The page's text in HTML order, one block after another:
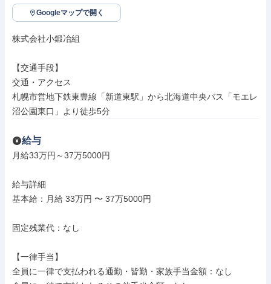
Googleマップで開く
株式会社小鍛冶組
【交通手段】
交通・アクセス
札幌市営地下鉄東豊線「新道東駅」から北海道中央バス「モエレ
沼公園東口」より徒歩5分
給与
月給33万円～37万5000円
給与詳細
基本給：月給 33万円 〜 37万5000円
固定残業代：なし
【一律手当】
全員に一律で支払われる通勤・皆勤・家族手当金額：なし